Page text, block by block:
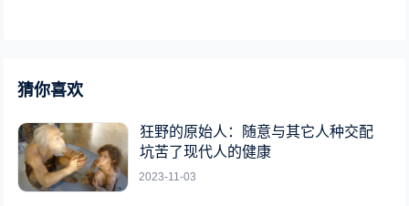
猜你喜欢
狂野的原始人：随意与其它人种交配
坑苦了现代人的健康
2023-11-03